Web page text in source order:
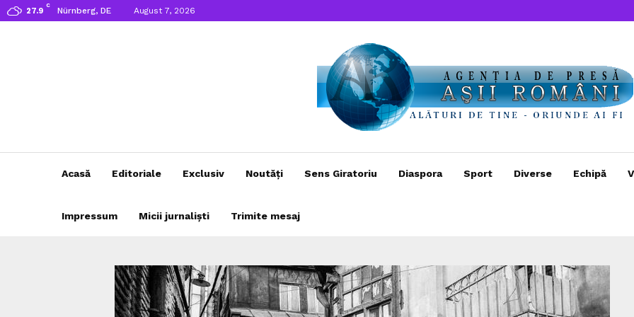
27.9
C
Nürnberg, DE August 7, 2026
Acasă Editoriale Exclusiv Noutăți Sens Giratoriu Diaspora Sport Diverse Echipă
Impressum Micii jurnaliști Trimite mesaj